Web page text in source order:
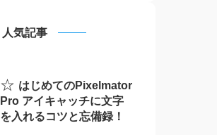
人気記事
☆ はじめてのPixelmator
Pro アイキャッチに文字
を入れるコツと忘備録！